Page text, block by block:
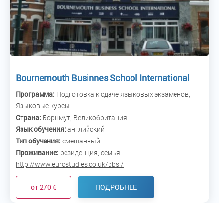
Bournemouth Businnes School International
Программа: Подготовка к сдаче языковых экзаменов,
Языковые курсы
Страна: Борнмут, Великобритания
Язык обучения: английский
Тип обучения: смешанный
Проживание: резиденция, семья
http://www.eurostudies.co.uk/bbsi/
от 270 € ПОДРОБНЕЕ